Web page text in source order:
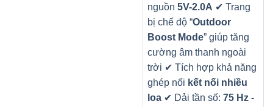
nguồn 5V-2.0A ✔ Trang
bị chế độ “Outdoor
Boost Mode” giúp tăng
cường âm thanh ngoài
trời ✔ Tích hợp khả năng
ghép nối kết nối nhiều
loa ✔ Dải tần số: 75 Hz -